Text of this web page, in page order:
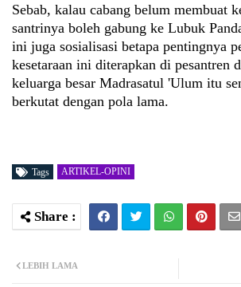
Sebab, kalau cabang belum membuat
santrinya boleh gabung ke Lubuk
ini juga sosialisasi betapa pentingnya
kesetaraan ini diterapkan di pesantren
keluarga besar Madrasatul 'Ulum itu
berkutat dengan pola lama.
Tags ARTIKEL-OPINI
LEBIH LAMA